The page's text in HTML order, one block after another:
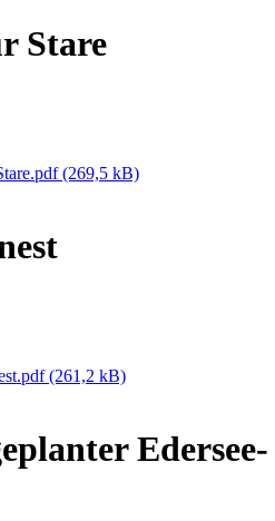
Stare
(269,5 kB)
(261,2 kB)
Edersee-